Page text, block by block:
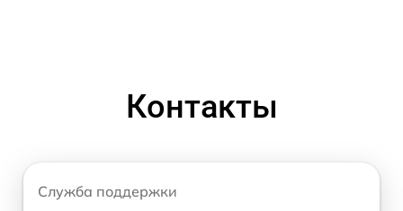
Контакты
Служба поддержки